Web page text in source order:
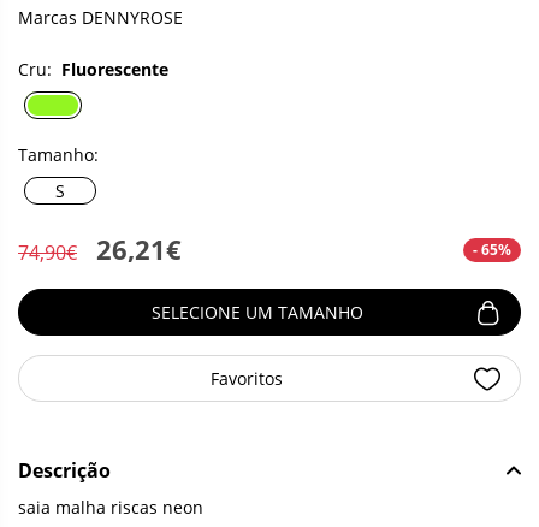
Marcas DENNYROSE
Cru: Fluorescente
Tamanho:
S
74,90€ 26,21€ - 65%
SELECIONE UM TAMANHO
Favoritos
Descrição
saia malha riscas neon